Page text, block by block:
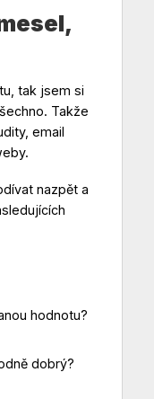
tak jsem si
Takže
email
nazpět a
hodnotu?
dobrý?